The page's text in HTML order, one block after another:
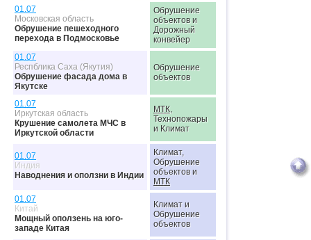
01.07
Московская область
Обрушение пешеходного
перехода в Подмосковье
Обрушение
объектов и
Дорожный
конвейер
01.07
Респблика Саха (Якутия)
Обрушение фасада дома в
Якутске
Обрушение
объектов
01.07
Иркутская область
Крушение самолета МЧС в
Иркутской области
МТК,
Технопожары
и Климат
01.07
Индия
Наводнения и оползни в Индии
Климат,
Обрушение
объектов и
МТК
01.07
Китай
Мощный оползень на юго-
западе Китая
Климат и
Обрушение
объектов